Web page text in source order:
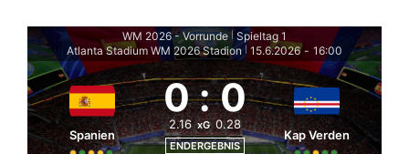
WM 2026 - Vorrunde | Spieltag 1
Atlanta Stadium WM 2026 Stadion | 15.6.2026 - 16:00
Spanien
0:0
2.16 xG 0.28
ENDERGEBNIS
Kap Verden